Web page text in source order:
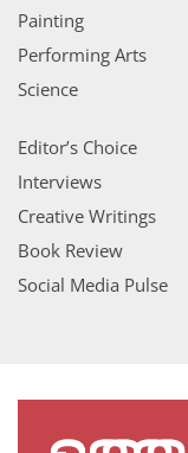
Painting
Performing Arts
Science
Editor’s Choice
Interviews
Creative Writings
Book Review
Social Media Pulse